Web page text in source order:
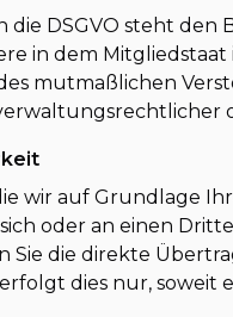
die DSGVO steht
in dem
mutmaßlichen
wir auf Grundlage
oder an einen
Sie die direkte
dies nur, soweit